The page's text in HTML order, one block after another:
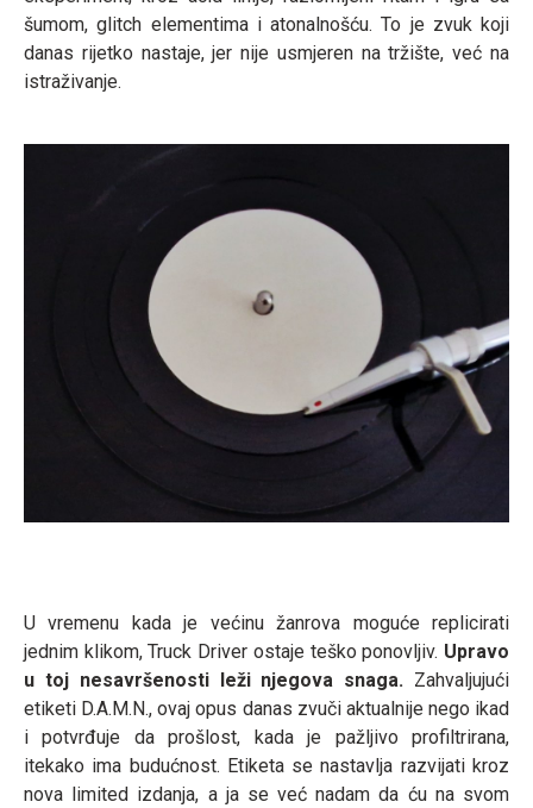
šumom, glitch elementima i atonalnošću. To je zvuk koji
danas rijetko nastaje, jer nije usmjeren na tržište, već na
istraživanje.
U vremenu kada je većinu žanrova moguće replicirati
jednim klikom, Truck Driver ostaje teško ponovljiv. Upravo
u toj nesavršenosti leži njegova snaga. Zahvaljujući
etiketi D.A.M.N., ovaj opus danas zvuči aktualnije nego ikad
i potvrđuje da prošlost, kada je pažljivo profiltrirana,
itekako ima budućnost. Etiketa se nastavlja razvijati kroz
nova limited izdanja, a ja se već nadam da ću na svom